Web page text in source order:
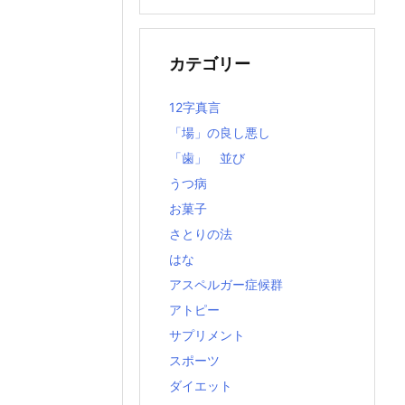
記
カテゴリー
12字真言
「場」の良し悪し
「歯」 並び
うつ病
お菓子
さとりの法
はな
アスペルガー症候群
アトピー
サプリメント
スポーツ
ダイエット